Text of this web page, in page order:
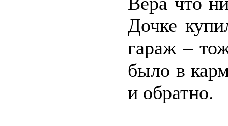
Дочке
гараж –
было в
и обратно.